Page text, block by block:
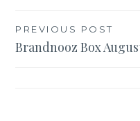
PREVIOUS POST
Brandnooz Box